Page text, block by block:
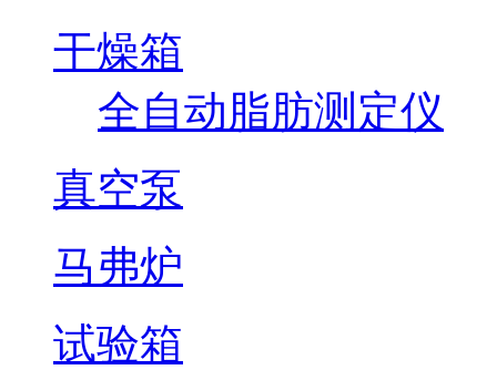
干燥箱
全自动脂肪测定仪
真空泵
马弗炉
试验箱